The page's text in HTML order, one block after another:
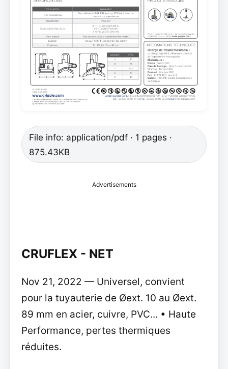
File info: application/pdf · 1 pages ·
875.43KB
Advertisements
CRUFLEX - NET
Nov 21, 2022 — Universel, convient
pour la tuyauterie de Øext. 10 au Øext.
89 mm en acier, cuivre, PVC... • Haute
Performance, pertes thermiques
réduites.